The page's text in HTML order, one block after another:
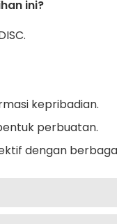
ini?
kepribadian.
perbuatan.
dengan